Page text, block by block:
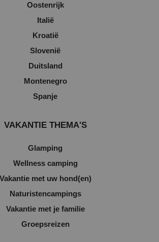
Oostenrijk
Italië
Kroatië
Slovenië
Duitsland
Montenegro
Spanje
VAKANTIE THEMA'S
Glamping
Wellness camping
Vakantie met uw hond(en)
Naturistencampings
Vakantie met je familie
Groepsreizen